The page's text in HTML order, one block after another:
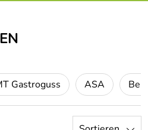
Gastroguss ASA